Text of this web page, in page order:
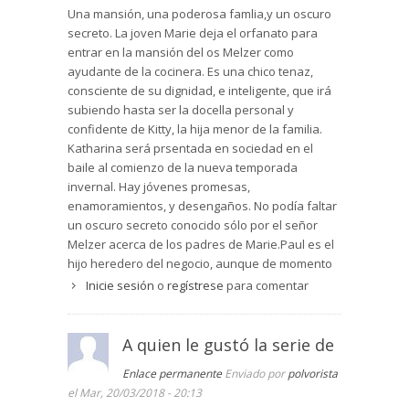
Desde el punto de vista del narrador, tal y como
es necesario en este tipo de género, el relato
está en tercera persona omnisciente para poder
conocer los pensamientos y sentimientos de los
personajes: sus deseos más profundos, sus
verdaderas intenciones, su pasado más oscuro,
con los que se va a ir fraguando la intriga y el
misterio en la narración. En este sentido, la obra
cumple con las expectativas románticas a la
perfección: el amor será el eje fundamental de
los hechos, amores imposibles, prohibidos o
incomprendidos, y los amantes que deben
superar todo tipo de obstáculos que se
interponen en su relación. Asimismo, juegan un
papel esencial los recuerdos y las historias del
la de los criados, que guardan algún desliz, algún
pecado, algún secreto inconfesable: una división
también de los personajes en buenos y malos,
que recibirán su recompensa correspondiente.
En esta ocasión, el misterio principal será el
Una mansión, una poderosa famlia,y un oscuro
secreto. La joven Marie deja el orfanato para
entrar en la mansión del os Melzer como
ayudante de la cocinera. Es una chico tenaz,
consciente de su dignidad, e inteligente, que irá
subiendo hasta ser la docella personal y
confidente de Kitty, la hija menor de la familia.
Katharina será prsentada en sociedad en el
baile al comienzo de la nueva temporada
invernal. Hay jóvenes promesas,
enamoramientos, y desengaños. No podía faltar
un oscuro secreto conocido sólo por el señor
Melzer acerca de los padres de Marie.Paul es el
hijo heredero del negocio, aunque de momento
no sigue bien sus estudios. Más tarde madurará
Es una novela larga, como ahora se lleva, con
mucho interés, positiva, con premio al esfuezo y
a los buenos sentimientos. Una emocionane
Inicie sesión o regístrese para comentar
A quien le gustó la serie de
Enlace permanente Enviado porpolvorista
el Mar, 20/03/2018 - 20:13